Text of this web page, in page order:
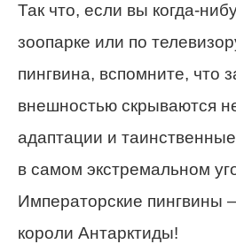
Так что, если вы когда-
зоопарке или по
пингвина, вспомните, что
внешностью скрываются
адаптации и
в самом экстремальном
Императорские пингвины
короли Антарктиды!